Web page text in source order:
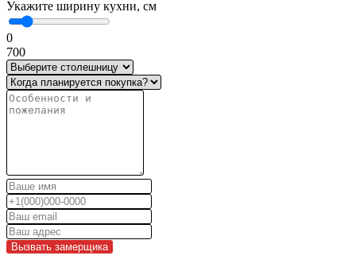
Укажите ширину кухни, см
0
700
Вызвать замерщика